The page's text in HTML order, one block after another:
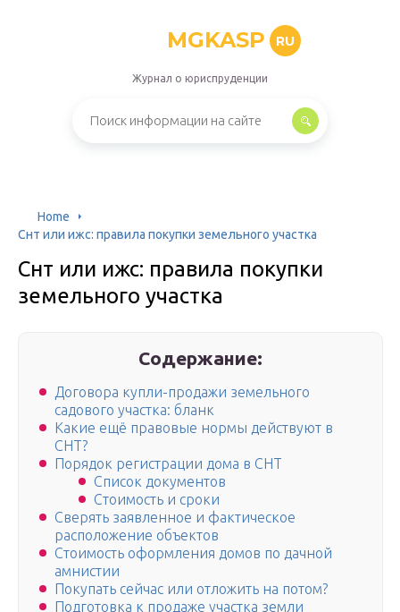
MGKASP RU
Журнал о юриспруденции
Home
Снт или ижс: правила покупки земельного участка
Снт или ижс: правила покупки
земельного участка
Содержание:
Договора купли-продажи земельного
садового участка: бланк
Какие ещё правовые нормы действуют в
СНТ?
Порядок регистрации дома в СНТ
Список документов
Стоимость и сроки
Сверять заявленное и фактическое
расположение объектов
Стоимость оформления домов по дачной
амнистии
Покупать сейчас или отложить на потом?
Подготовка к продаже участка земли